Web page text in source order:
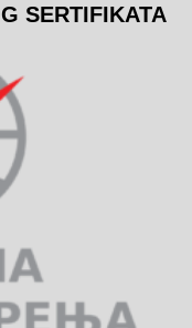
SERTIFIKATA